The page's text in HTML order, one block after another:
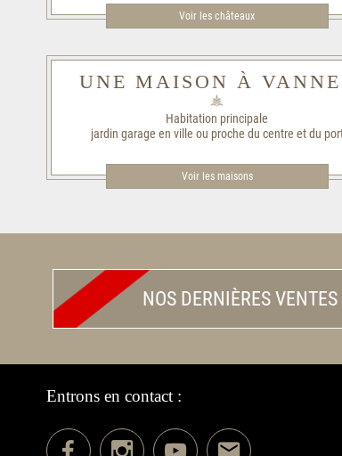
Voir les châteaux
UNE MAISON À
Habitation principale
jardin garage en ville ou proche du centre et du
Voir les maisons
NOS DERNIÈRES VENTES
Entrons en contact :